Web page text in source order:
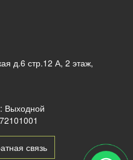
д.6 стр.12 А, 2 этаж,
Выходной
связь